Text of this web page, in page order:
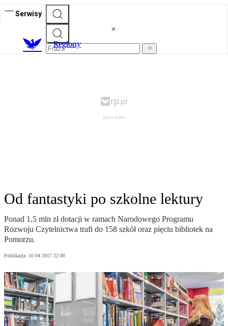
Serwisy
Regiony
Od fantastyki po szkolne lektury
Ponad 1,5 mln zł dotacji w ramach Narodowego Programu
Rozwoju Czytelnictwa trafi do 158 szkół oraz pięciu bibliotek na
Pomorzu.
Publikacja: 10.04.2017 22:00